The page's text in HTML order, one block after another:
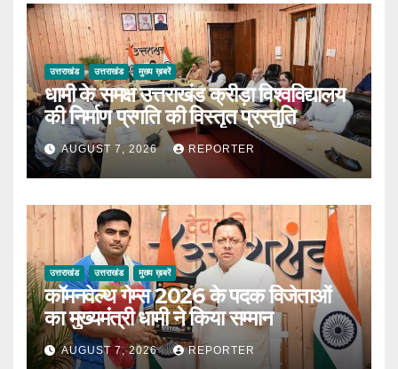
उत्तराखंड उत्तराखंड मुख्य ख़बरें
धामी के समक्ष उत्तराखंड क्रीड़ा विश्वविद्यालय
की निर्माण प्रगति की विस्तृत प्रस्तुति
AUGUST 7, 2026 REPORTER
उत्तराखंड उत्तराखंड मुख्य ख़बरें
कॉमनवेल्थ गेम्स 2026 के पदक विजेताओं
का मुख्यमंत्री धामी ने किया सम्मान
AUGUST 7, 2026 REPORTER